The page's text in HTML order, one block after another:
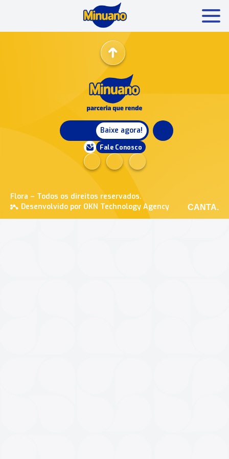
Baixe agora!
Fale Conosco
Flora – Todos os direitos reservados.
Desenvolvido por OKN Technology Agency
CANTA.
Produtos Minuano Rende +